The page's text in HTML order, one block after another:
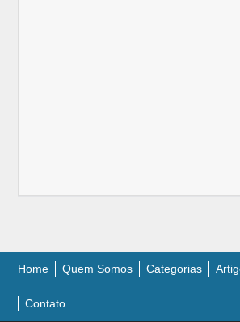
Home Quem Somos Categorias
Contato